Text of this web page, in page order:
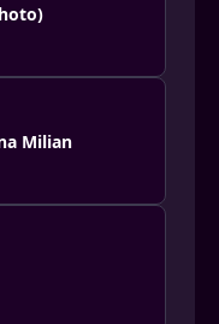
Milian